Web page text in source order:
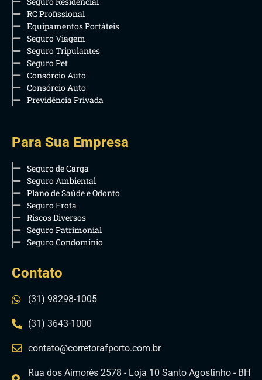
RC Profissional
Equipamentos Portáteis
Seguro Viagem
Seguro Tripulantes
Seguro Pet
Consórcio Auto
Consórcio Auto
Previdência Privada
Para Sua Empresa
Seguro de Carga
Seguro Ambiental
Plano de Saúde e Odonto
Seguro Frota
Riscos Diversos
Seguro Patrimonial
Seguro Condomínio
Contato
(31) 98298-1005
(31) 3643-1000
contato@corretorafporto.com.br
Rua dos Aimorés 2578 - Loja 10 Santo Agostinho - BH